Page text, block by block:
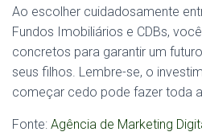
Ao escolher cuidadosamente
Fundos Imobiliários e CDBs,
concretos para garantir um
seus filhos. Lembre-se, o
começar cedo pode fazer toda a
Fonte: Agência de Marketing